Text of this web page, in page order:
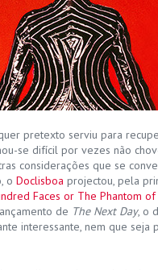
pretexto serviu para
se difícil por vezes não
considerações que se
o Doclisboa projectou, pela
Faces or The Phantom
de The Next Day, o
interessante, nem que seja